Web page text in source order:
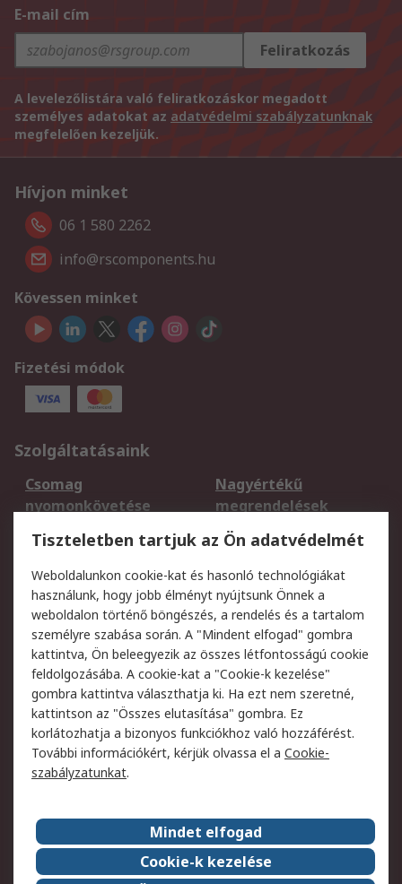
E-mail cím
Feliratkozás
A levelezőlistára való feliratkozáskor megadott
személyes adatokat az adatvédelmi szabályzatunknak
megfelelően kezeljük.
Hívjon minket
06 1 580 2262
info@rscomponents.hu
Kövessen minket
Fizetési módok
Szolgáltatásaink
Csomag
nyomonkövetése
Nagyértékű
megrendelések
Regisztráció
Szállítás
Termékvisszaküldés
Szolgáltatások
Jogi
Adatvédelmi
szabályzat
Az RS értékesítési
feltételei
Cookie szabályzat
Email biztonság
Webhelyre vonatkozó
feltételek
Weboldal felhasználói
szabályzata
Képviseletek
Rólunk
Vállalatcsoport
Tiszteletben tartjuk az Ön adatvédelmét
Weboldalunkon cookie-kat és hasonló technológiákat
használunk, hogy jobb élményt nyújtsunk Önnek a
weboldalon történő böngészés, a rendelés és a tartalom
személyre szabása során. A "Mindent elfogad" gombra
kattintva, Ön beleegyezik az összes létfontosságú cookie
feldolgozásába. A cookie-kat a "Cookie-k kezelése"
gombra kattintva választhatja ki. Ha ezt nem szeretné,
kattintson az "Összes elutasítása" gombra. Ez
korlátozhatja a bizonyos funkciókhoz való hozzáférést.
További információkért, kérjük olvassa el a Cookie-
szabályzatunkat.
Mindet elfogad
Cookie-k kezelése